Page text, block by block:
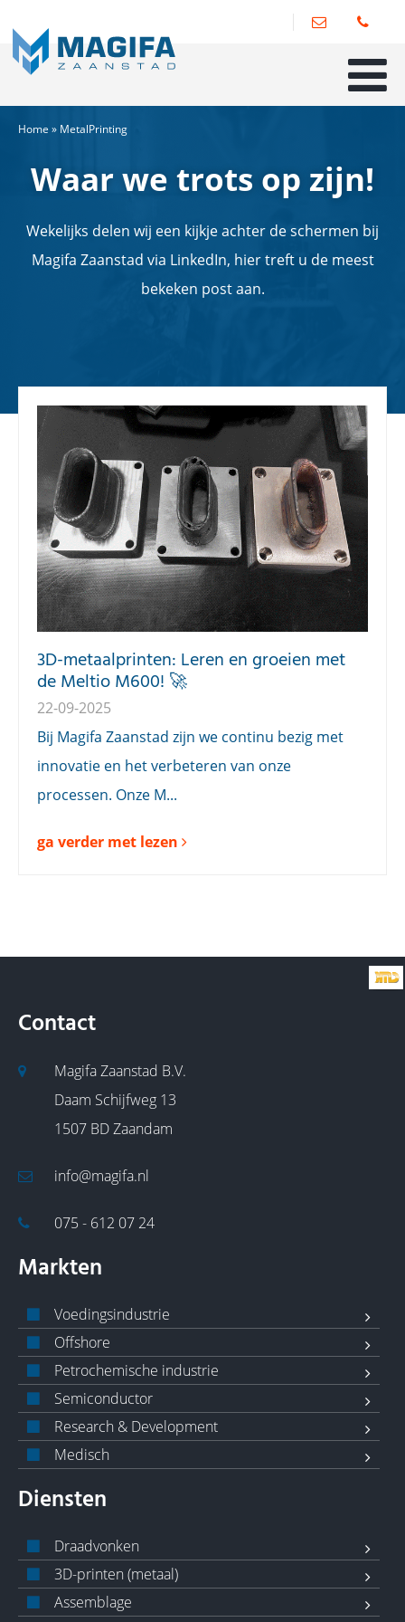
Home » MetalPrinting
Waar we trots op zijn!
Wekelijks delen wij een kijkje achter de schermen bij
Magifa Zaanstad via LinkedIn, hier treft u de meest
bekeken post aan.
3D-metaalprinten: Leren en groeien met
de Meltio M600! 🚀
22-09-2025
Bij Magifa Zaanstad zijn we continu bezig met
innovatie en het verbeteren van onze
processen. Onze M...
ga verder met lezen
Contact
Magifa Zaanstad B.V.
Daam Schijfweg 13
1507 BD Zaandam
info@magifa.nl
075 - 612 07 24
Markten
Voedingsindustrie
Offshore
Petrochemische industrie
Semiconductor
Research & Development
Medisch
Diensten
Draadvonken
3D-printen (metaal)
Assemblage